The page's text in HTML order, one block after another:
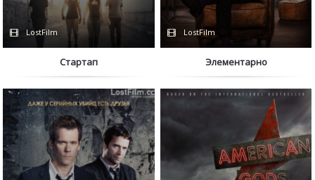
LostFilm
Стартап
LostFilm
Элементарно